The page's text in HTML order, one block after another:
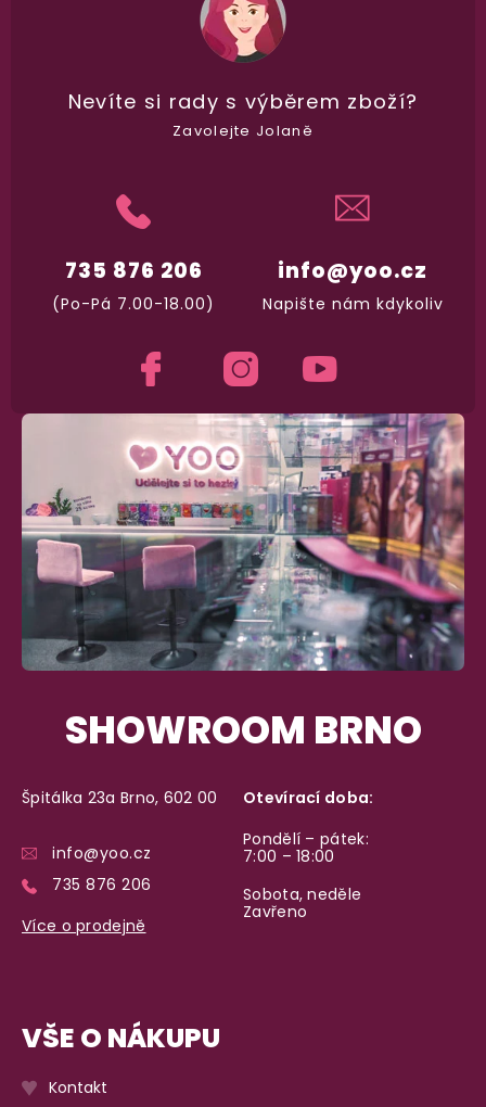
vypadá balíček.
Dodání do 2. dne
Na rychlosti záleží! Vše důležité máme
Máte30 dní na bezplatné vrácení zboží
info@yoo.cz
Napište nám kdykoliv
735 876 206
(Po-Pá 7.00-18.00)
Nevíte si rady s výběrem zboží?
Zavolejte Jolaně
SHOWROOM BRNO
Špitálka 23a Brno, 602 00
info@yoo.cz
735 876 206
Více o prodejně
Otevírací doba:
Pondělí – pátek:
7:00 – 18:00
Sobota, neděle
Zavřeno
VŠE O NÁKUPU
Kontakt